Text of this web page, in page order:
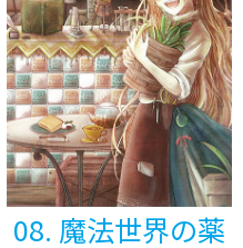
08. 魔法世界の薬